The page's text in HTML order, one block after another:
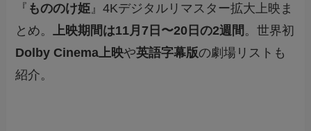
『 もののけ姫 』4Kデジタルリマスター拡大上映ま
とめ。
上映期間は11月7日〜20日の2週間 。世界初
Dolby Cinema上映や英語字幕版の劇場リストも
紹介。